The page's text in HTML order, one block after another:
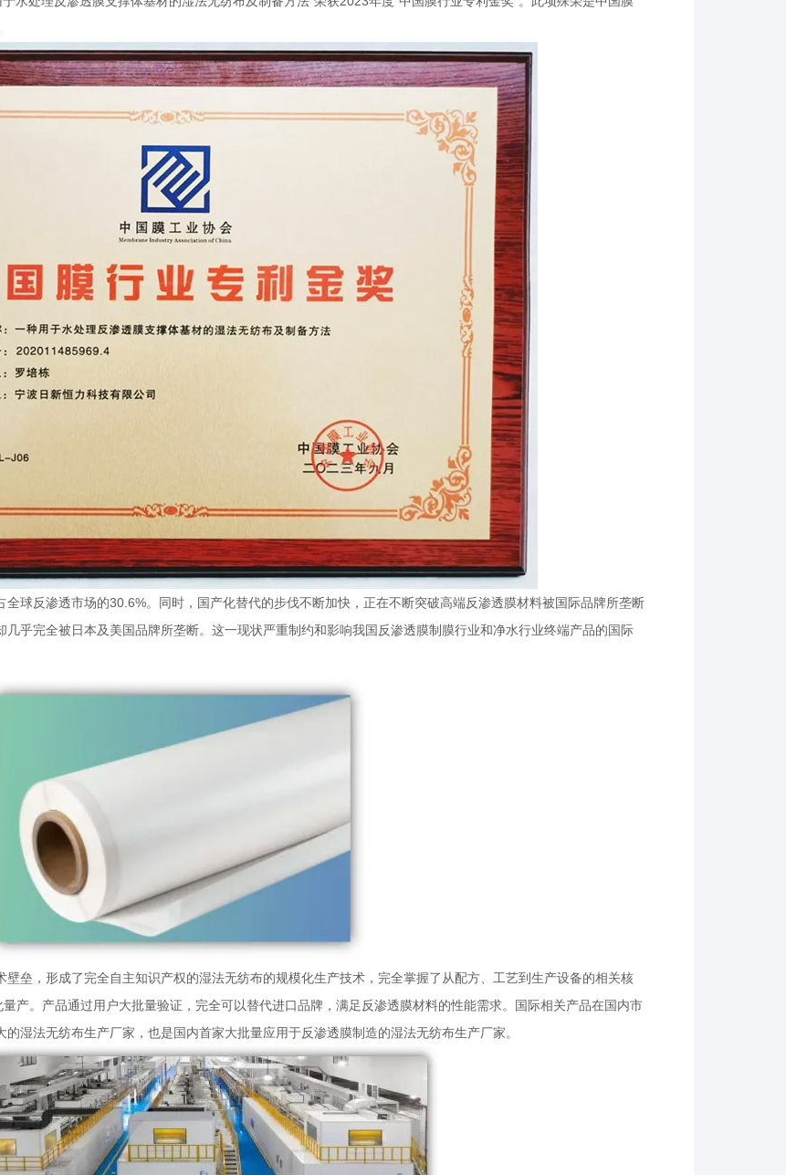
球反渗透市场的30.6%。同时，国产化替代的步伐不断加快，正在不断突破高端反渗透膜材料被国际品牌所垄断
乎完全被日本及美国品牌所垄断。这一现状严重制约和影响我国反渗透膜制膜行业和净水行业终端产品的国际
垒，形成了完全自主知识产权的湿法无纺布的规模化生产技术，完全掌握了从配方、工艺到生产设备的相关核
产。产品通过用户大批量验证，完全可以替代进口品牌，满足反渗透膜材料的性能需求。国际相关产品在国内市
湿法无纺布生产厂家，也是国内首家大批量应用于反渗透膜制造的湿法无纺布生产厂家。